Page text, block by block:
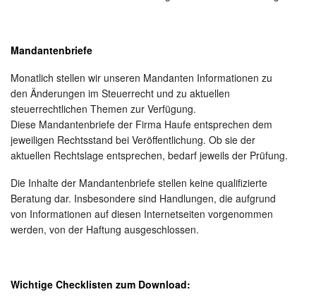
Mandantenbriefe
Monatlich stellen wir unseren Mandanten Informationen zu
den Änderungen im Steuerrecht und zu aktuellen
steuerrechtlichen Themen zur Verfügung.
Diese Mandantenbriefe der Firma Haufe entsprechen dem
jeweiligen Rechtsstand bei Veröffentlichung. Ob sie der
aktuellen Rechtslage entsprechen, bedarf jeweils der Prüfung.
Die Inhalte der Mandantenbriefe stellen keine qualifizierte
Beratung dar. Insbesondere sind Handlungen, die aufgrund
von Informationen auf diesen Internetseiten vorgenommen
werden, von der Haftung ausgeschlossen.
Wichtige Checklisten zum Download: